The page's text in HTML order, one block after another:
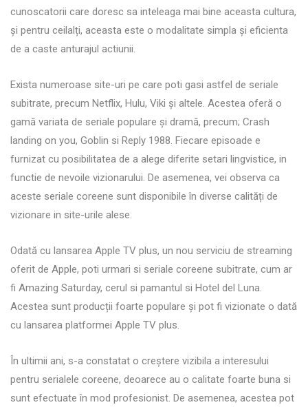
cunoscatorii care doresc sa inteleaga mai bine aceasta cultura,
și pentru ceilalți, aceasta este o modalitate simpla și eficienta
de a caste anturajul actiunii.
Exista numeroase site-uri pe care poti gasi astfel de seriale
subitrate, precum Netflix, Hulu, Viki și altele. Acestea oferă o
gamă variata de seriale populare și dramă, precum; Crash
landing on you, Goblin si Reply 1988. Fiecare episoade e
furnizat cu posibilitatea de a alege diferite setari lingvistice, in
functie de nevoile vizionarului. De asemenea, vei observa ca
aceste seriale coreene sunt disponibile în diverse calități de
vizionare in site-urile alese.
Odată cu lansarea Apple TV plus, un nou serviciu de streaming
oferit de Apple, poti urmari si seriale coreene subitrate, cum ar
fi Amazing Saturday, cerul si pamantul si Hotel del Luna.
Acestea sunt producții foarte populare și pot fi vizionate o dată
cu lansarea platformei Apple TV plus.
În ultimii ani, s-a constatat o creștere vizibila a interesului
pentru serialele coreene, deoarece au o calitate foarte buna si
sunt efectuate în mod profesionist. De asemenea, acestea pot